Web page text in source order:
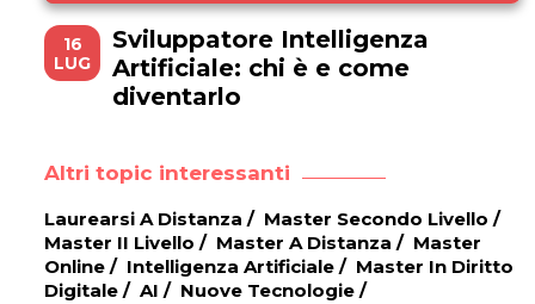
16
LUG
Sviluppatore Intelligenza
Artificiale: chi è e come
diventarlo
Altri topic interessanti
Laurearsi A Distanza / Master Secondo Livello /
Master II Livello / Master A Distanza / Master
Online / Intelligenza Artificiale / Master In Diritto
Digitale / AI / Nuove Tecnologie /